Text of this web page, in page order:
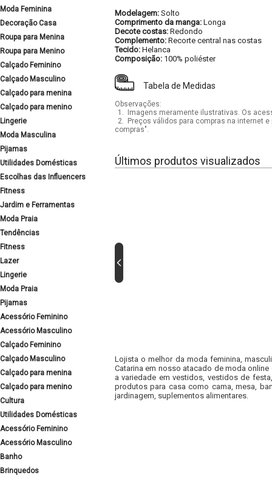
Moda Feminina
Decoração Casa
Roupa para Menina
Roupa para Menino
Calçado Feminino
Calçado Masculino
Calçado para menina
Calçado para menino
Lingerie
Moda Masculina
Pijamas
Utilidades Domésticas
Escolhas das Influencers
Fitness
Jardim e Ferramentas
Moda Praia
Tendências
Fitness
Lazer
Lingerie
Moda Praia
Pijamas
Acessório Feminino
Acessório Masculino
Calçado Feminino
Calçado Masculino
Calçado para menina
Calçado para menino
Cultura
Utilidades Domésticas
Acessório Feminino
Acessório Masculino
Banho
Brinquedos
Modelagem: Solto
Comprimento da manga: Longa
Decote costas: Redondo
Complemento: Recorte central nas costas
Tecido: Helanca
Composição: 100% poliéster
Tabela de Medidas
Observações:
1.
Imagens meramente ilustrativas. Os
2.
Preços válidos para compras na internet
compras".
Últimos produtos visualizados
Lojista o melhor da moda feminina,
Catarina em nosso atacado de moda
a variedade em vestidos, vestidos de
produtos para casa como cama, mesa,
jardinagem, suplementos alimentares.